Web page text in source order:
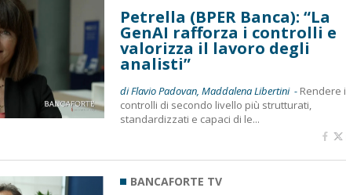
Petrella (BPER Banca): “La
GenAI rafforza i controlli e
valorizza il lavoro degli
analisti”
di Flavio Padovan, Maddalena Libertini - Rendere i
controlli di secondo livello più strutturati,
standardizzati e capaci di le...
BANCAFORTE TV